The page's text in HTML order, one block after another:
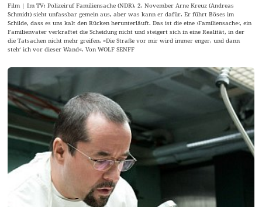
Film | Im TV: Polizeiruf Familiensache (NDR), 2. November Arne Kreuz (Andreas
Schmidt) sieht unfassbar gemein aus, aber was kann er dafür. Er führt Böses im
Schilde, dass es uns kalt den Rücken herunterläuft. Das ist die eine ›Familiensache‹, ein
Familienvater verkraftet die Scheidung nicht und steigert sich in eine Realität, in der
die Tatsachen nicht mehr greifen. »Die Straße vor mir wird immer enger, und dann
steh‘ ich vor dieser Wand«. Von WOLF SENFF